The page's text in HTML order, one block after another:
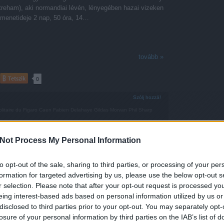
Process My Personal Information
opt-out of the sale, sharing to third parties, or processing of your
for targeted advertising by us, please use the below opt-out
selection. Please note that after your opt-out request is processed
interest-based ads based on personal information utilized by us
to third parties prior to your opt-out. You may separately
of your personal information by third parties on the IAB’s list of
aki normandiai lévén, lényegében hazai vizeken
2 nap, 50 óra, 14…
tovább »
Tetszik 0
Szólj hozzá!